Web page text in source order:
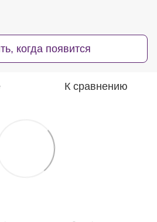
когда появится
К сравнению